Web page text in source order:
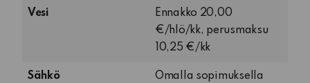
Vesi
Ennakko 20,00
€/hlö/kk, perusmaksu
10,25 €/kk
Sähkö Omalla sopimuksella